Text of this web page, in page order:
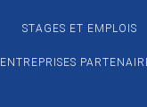
STAGES ET EMPLOIS
ENTREPRISES